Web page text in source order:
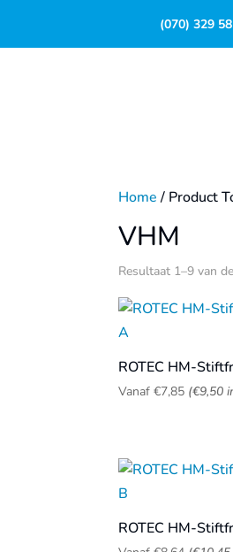
(070) 329
Home/ Product
VHM
Resultaat 1–9 van
ROTEC HM-
Vanaf €7,85 (€9,50
ROTEC HM-